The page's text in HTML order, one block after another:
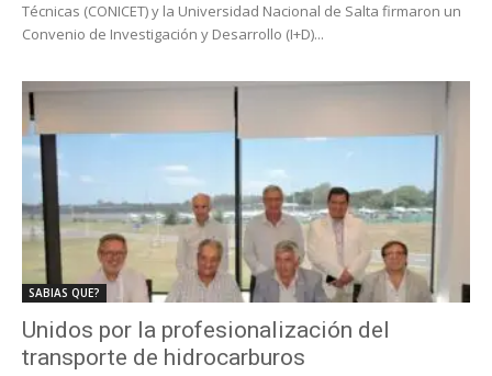
Técnicas (CONICET) y la Universidad Nacional de Salta firmaron un
Convenio de Investigación y Desarrollo (I+D)...
SABIAS QUE?
Unidos por la profesionalización del
transporte de hidrocarburos